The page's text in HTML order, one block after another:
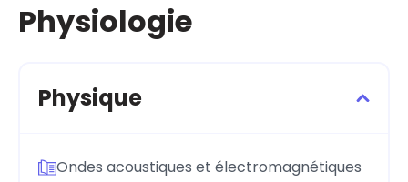
Physiologie
Physique
Ondes acoustiques et électromagnétiques